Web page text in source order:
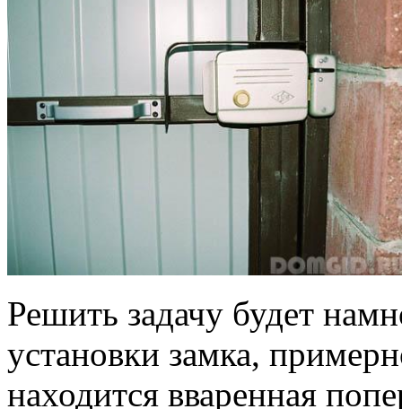
Решить задачу будет
установки замка,
находится вваренная